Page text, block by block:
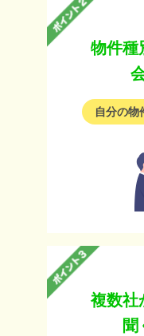
物件種
自分の物
複数社
聞